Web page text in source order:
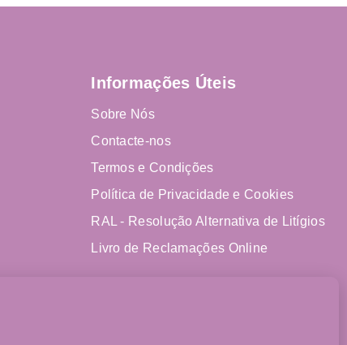
Informações Úteis
Sobre Nós
Contacte-nos
Termos e Condições
Política de Privacidade e Cookies
RAL - Resolução Alternativa de Litígios
Livro de Reclamações Online